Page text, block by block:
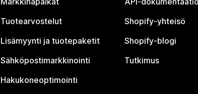
Tuotearvostelut
Lisämyynti ja tuotepaketit
Sähköpostimarkkinointi
Hakukoneoptimointi
Shopify-yhteisö
Shopify-blogi
Tutkimus